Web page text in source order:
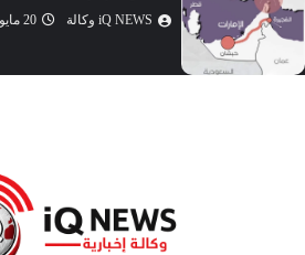
iQ NEWS وكالة 20 مايو 2026